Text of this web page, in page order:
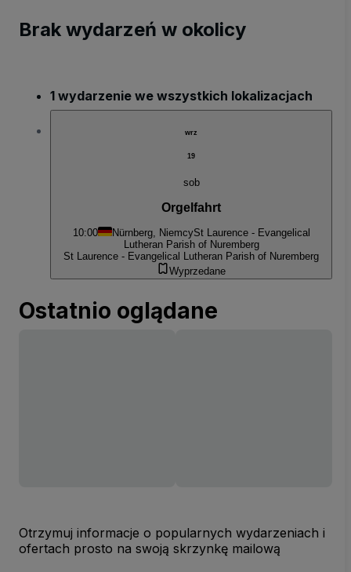
Brak wydarzeń w okolicy
1 wydarzenie we wszystkich lokalizacjach
wrz
19
sob
Orgelfahrt
10:00 Nürnberg, NiemcySt Laurence - Evangelical
Lutheran Parish of Nuremberg
St Laurence - Evangelical Lutheran Parish of Nuremberg
Wyprzedane
Ostatnio oglądane
Otrzymuj informacje o popularnych wydarzeniach i
ofertach prosto na swoją skrzynkę mailową